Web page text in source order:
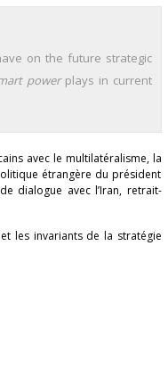
on the future strategic
powerplays in current
avec le multilatéralisme, la
étrangère du président
dialogue avec l’Iran, retrait-
les invariants de la stratégie